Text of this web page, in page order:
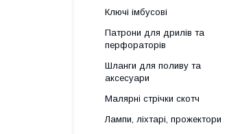
Ключі імбусові
Патрони для дрилів та
перфораторів
Шланги для поливу та
аксесуари
Малярні стрічки скотч
Лампи, ліхтарі, прожектори